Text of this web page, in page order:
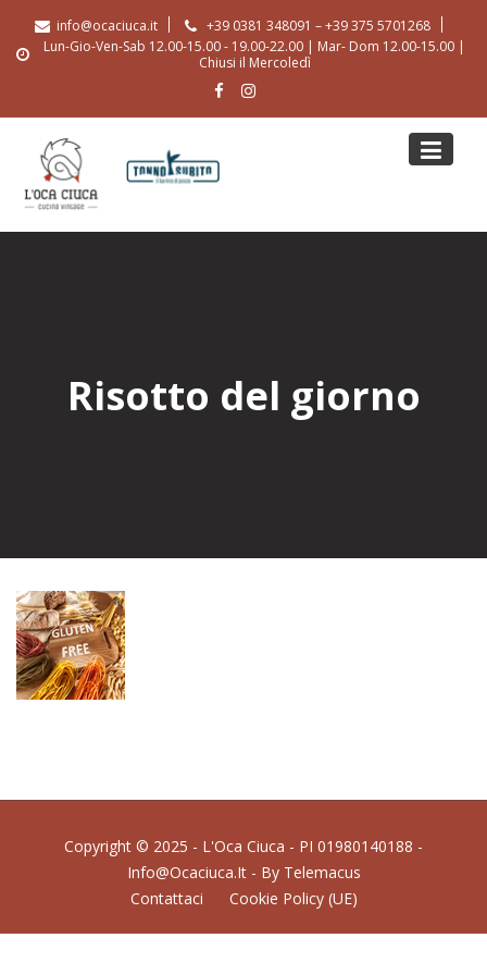
content
info@ocaciuca.it
+39 0381 348091 – +39 375 5701268
Lun-Gio-Ven-Sab 12.00-15.00 - 19.00-22.00 | Mar- Dom 12.00-15.00 |
Chiusi il Mercoledì
Risotto del giorno
Copyright © 2025 - L'Oca Ciuca - PI 01980140188 -
Info@ocaciuca.it - By Telemacus
Contattaci
Cookie Policy (UE)